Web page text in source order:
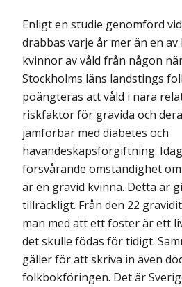
Enligt en studie genomförd
drabbas varje år mer än en
kvinnor av våld från någon
Stockholms läns landstings
poängteras att våld i nära
riskfaktor för gravida och
jämförbar med diabetes och
havandeskapsförgiftning.
försvårande omständighet
är en gravid kvinna. Detta är
tillräckligt. Från den 22
man med att ett foster är ett
det skulle födas för tidigt.
gäller för att skriva in även
folkbokföringen. Det är